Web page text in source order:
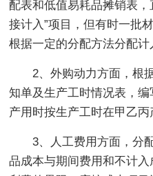
配表和低值易耗品摊销表
接计入”项目，但有时一批
根据一定的分配方法分配计
2、外购动力方面，根据
知单及生产工时情况表，
产用时按生产工时在甲乙丙
3、人工费用方面，分配
品成本与期间费用和不计